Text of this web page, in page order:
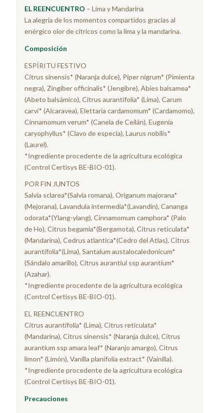
EL REENCUENTRO – Lima y Mandarina
La alegría de los momentos compartidos gracias al
enérgico olor de cítricos como la lima y la mandarina.
Composición
ESPÍRITU FESTIVO
Citrus sinensis* (Naranja dulce), Piper nigrum* (Pimienta
negra), Zingiber officinalis* (Jengibre), Abies balsamea*
(Abeto balsámico), Citrus aurantifolia* (Lima), Carum
carvi* (Alcaravea), Elettaria cardamomum* (Cardamomo),
Cinnamomum verum* (Canela de Ceilán), Eugenia
caryophyllus* (Clavo de especia), Laurus nobilis*
(Laurel).
*Ingrediente procedente de la agricultura ecológica
(Control Certisys BE-BIO-01).
POR FIN JUNTOS
Salvia sclarea*(Salvia romana), Origanum majorana*
(Mejorana), Lavandula intermedia*(Lavandín), Cananga
odorata*(Ylang-ylang), Cinnamomum camphora* (Palo
de Ho), Citrus begamia*(Bergamota), Citrus reticulata*
(Mandarina), Cedrus atlantica*(Cedro del Atlas), Citrus
aurantifolia*(Lima), Santalum austalocaledonicum*
(Sándalo amarillo), Citrus aurantiul ssp aurantium*
(Azahar).
*Ingrediente procedente de la agricultura ecológica
(Control Certisys BE-BIO-01).
EL REENCUENTRO
Citrus aurantifolia* (Lima), Citrus reticulata*
(Mandarina), Citrus sinensis* (Naranja dulce), Citrus
aurantium ssp amara leaf* (Naranjo amargo), Citrus
limon* (Limón), Vanilla planifolia extract* (Vainilla).
*Ingrediente procedente de la agricultura ecológica
(Control Certisys BE-BIO-01).
Precauciones